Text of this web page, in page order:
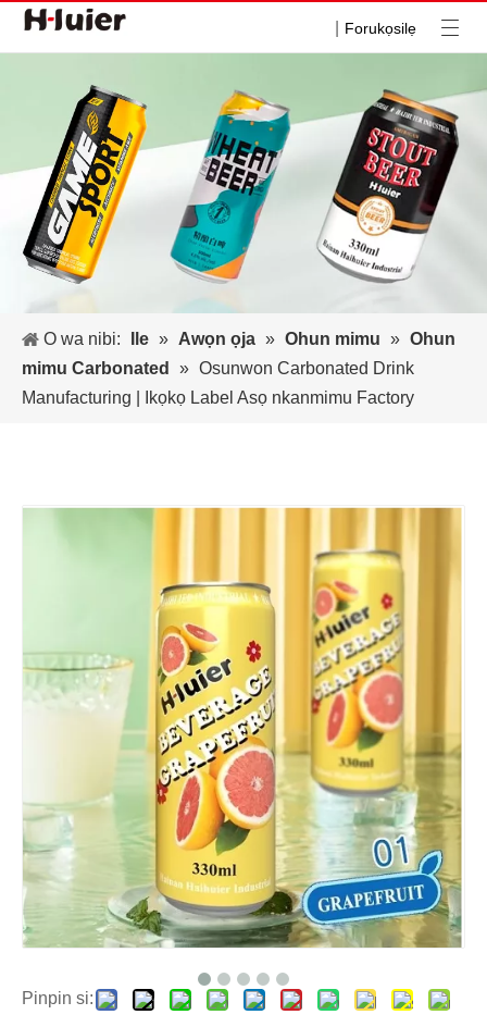
Forukọsilẹ
O wa nibi: Ile » Awọn ọja » Ohun mimu » Ohun
mimu Carbonated
» Osunwon Carbonated Drink
Manufacturing | Ikọkọ Label Asọ nkanmimu Factory
Pinpin si: